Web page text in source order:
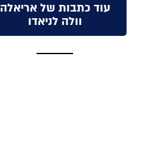
עוד כתבות של אריאלה
וולה לניאדו